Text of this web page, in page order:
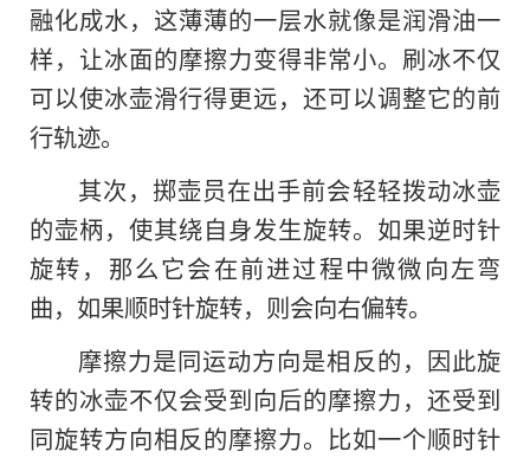
融化成水，这薄薄的一层水就像是润滑油一
样，让冰面的摩擦力变得非常小。刷冰不仅
可以使冰壶滑行得更远，还可以调整它的前
行轨迹。
其次，掷壶员在出手前会轻轻拨动冰壶
的壶柄，使其绕自身发生旋转。如果逆时针
旋转，那么它会在前进过程中微微向左弯
曲，如果顺时针旋转，则会向右偏转。
摩擦力是同运动方向是相反的，因此旋
转的冰壶不仅会受到向后的摩擦力，还受到
同旋转方向相反的摩擦力。比如一个顺时针